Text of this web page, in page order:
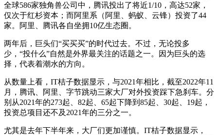
全球586家独角兽公司中，腾讯投出了将近1/10，高达52家，
仅次于红杉资本；而阿里系（阿里、蚂蚁、云锋）投资了44
家。阿里、腾讯各自坐拥10亿生态圈。
两年后，巨头们“买买买”的时代过去。不过，无论投多
少，“投什么”自然是外界最关注的话题之一。因为巨头的选
择，代表着潮水的方向。
从数量上看，IT桔子数据显示，与2021年相比，截至2022年11
月，腾讯、阿里、字节跳动三家大厂对外投资踩下急刹车。分
别从2021年的273起、82起、65起下降到85起、30起、19起，
投资总项目还不及2021年的三分之一。
尤其是去年下半年来，大厂们更加谨慎。IT桔子数据显示，